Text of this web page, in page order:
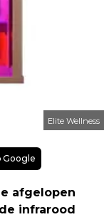
Elite Wellness
Google
afgelopen
infrarood